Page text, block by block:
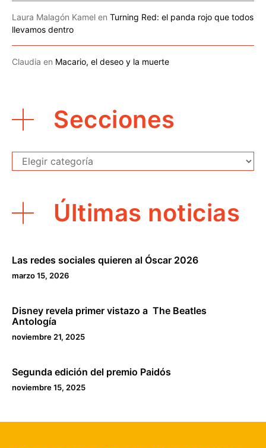
Laura Malagón Kamel en Turning Red: el panda rojo que todos
llevamos dentro
Claudia en Macario, el deseo y la muerte
Secciones
Secciones
Últimas noticias
Las redes sociales quieren al Óscar 2026
marzo 15, 2026
Disney revela primer vistazo a The Beatles
Antología
noviembre 21, 2025
Segunda edición del premio Paidós
noviembre 15, 2025